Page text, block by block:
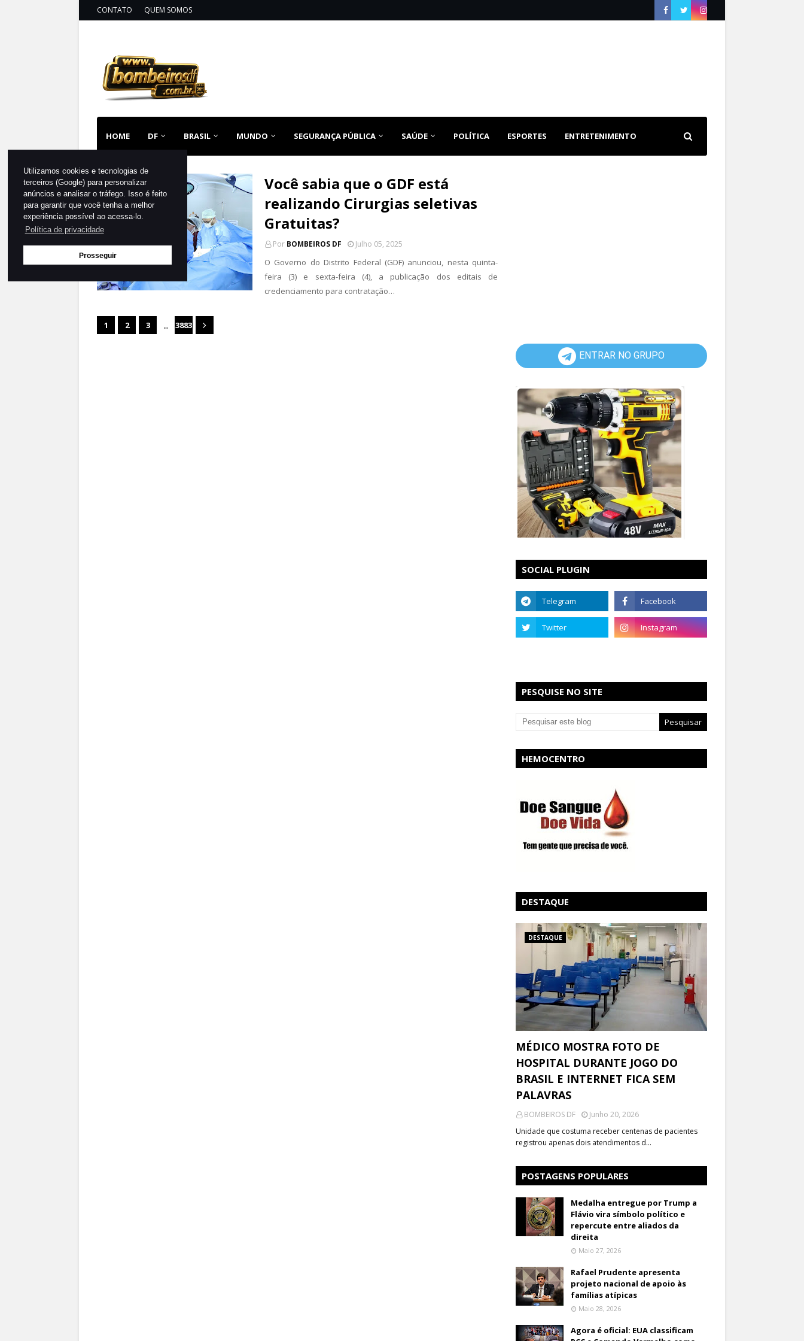
Utilizamos cookies e tecnologias de
terceiros (Google) para personalizar
anúncios e analisar o tráfego. Isso é feito
para garantir que você tenha a melhor
experiência possível ao acessa-lo.
Política de privacidade
Prosseguir
CONTATO QUEM SOMOS
HOME DF BRASIL MUNDO SEGURANÇA PÚBLICA SAÚDE POLÍTICA ESPORTES ENTRETENIMENTO
Você sabia que o GDF está
realizando Cirurgias seletivas
Gratuitas?
Por BOMBEIROS DF Julho 05, 2025
O Governo do Distrito Federal (GDF) anunciou, nesta quinta-
feira (3) e sexta-feira (4), a publicação dos editais de
credenciamento para contratação…
1 2 3 ... 3883
ENTRAR NO GRUPO
SOCIAL PLUGIN
PESQUISE NO SITE
HEMOCENTRO
DESTAQUE
DESTAQUE
MÉDICO MOSTRA FOTO DE
HOSPITAL DURANTE JOGO DO
BRASIL E INTERNET FICA SEM
PALAVRAS
BOMBEIROS DF
Junho 20, 2026
Unidade que costuma receber centenas de pacientes
registrou apenas dois atendimentos d…
POSTAGENS POPULARES
Medalha entregue por Trump a
Flávio vira símbolo político e
repercute entre aliados da
direita
Maio 27, 2026
Rafael Prudente apresenta
projeto nacional de apoio às
famílias atípicas
Maio 28, 2026
Agora é oficial: EUA classificam